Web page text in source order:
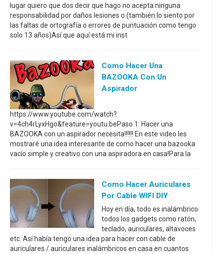
lugar quiero que dos decir que hago no acepta ninguna
responsabilidad por daños lesiones o.(también lo siento por
las faltas de ortografía o errores de puntuación como tengo
solo 13 años)Así que aquí está mi inst
Como Hacer Una
BAZOOKA Con Un
Aspirador
https://www.youtube.com/watch?
v=4ch4rLyxHgo&feature=youtu.bePaso 1: Hacer una
BAZOOKA con un aspirador necesita!!!!!! En este video les
mostraré una idea interesante de como hacer una bazooka
vacío simple y creativo con una aspiradora en casa!Para la
Como Hacer Auriculares
Por Cable WIFI DIY
Hoy en día, todo es inalámbrico
todos los gadgets como ratón,
teclado, auriculares, altavoces
etc. Así había tengo una idea para hacer con cable de
auriculares / auriculares inalámbricos en casa en cuantos